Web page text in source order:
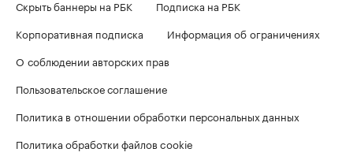
Скрыть баннеры на РБК
Подписка на РБК
Корпоративная подписка
Информация об ограничениях
О соблюдении авторских прав
Пользовательское соглашение
Политика в отношении обработки персональных данных
Политика обработки файлов cookie